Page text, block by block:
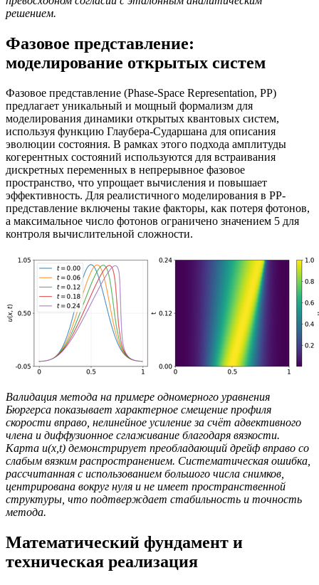
решением.
Фазовое представление:
моделирование открытых систем
Фазовое представление (Phase-Space Representation, PP)
предлагает уникальный и мощный формализм для
моделирования динамики открытых квантовых систем,
используя функцию Глаубера-Сударшана для описания
эволюции состояния. В рамках этого подхода амплитуды
когерентных состояний используются для встраивания
дискретных переменных в непрерывное фазовое
пространство, что упрощает вычисления и повышает
эффективность. Для реалистичного моделирования в PP-
представление включены такие факторы, как потеря фотонов,
а максимальное число фотонов ограничено значением 5 для
контроля вычислительной сложности.
Валидация метода на примере одномерного уравнения
Бюргерса показывает характерное смещение профиля
скорости вправо, нелинейное усиление за счёт адвективного
члена и диффузионное сглаживание благодаря вязкости.
Карта u(x,t) демонстрирует преобладающий дрейф вправо со
слабым вязким распространением. Систематическая ошибка,
рассчитанная с использованием большого числа снимков,
центрирована вокруг нуля и не имеет пространственной
структуры, что подтверждает стабильность и точность
метода.
Математический фундамент и
техническая реализация